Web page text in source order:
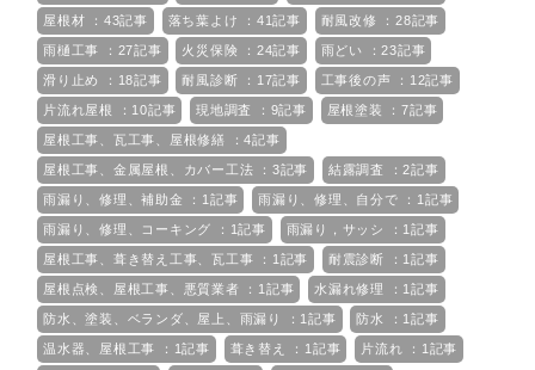
屋根材 ：43記事 落ち葉よけ ：41記事 耐風改修 ：28記事
雨樋工事 ：27記事 火災保険 ：24記事 雨どい ：23記事
滑り止め ：18記事 耐風診断 ：17記事 工事後の声 ：12記事
片流れ屋根 ：10記事 現地調査 ：9記事 屋根塗装 ：7記事
屋根工事、瓦工事、屋根修繕 ：4記事
屋根工事、金属屋根、カバー工法 ：3記事 結露調査 ：2記事
雨漏り、修理、補助金 ：1記事 雨漏り、修理、自分で ：1記事
雨漏り、修理、コーキング ：1記事 雨漏り，サッシ ：1記事
屋根工事、葺き替え工事、瓦工事 ：1記事 耐震診断 ：1記事
屋根点検、屋根工事、悪質業者 ：1記事 水漏れ修理 ：1記事
防水、塗装、ベランダ、屋上、雨漏り ：1記事 防水 ：1記事
温水器、屋根工事 ：1記事 葺き替え ：1記事 片流れ ：1記事